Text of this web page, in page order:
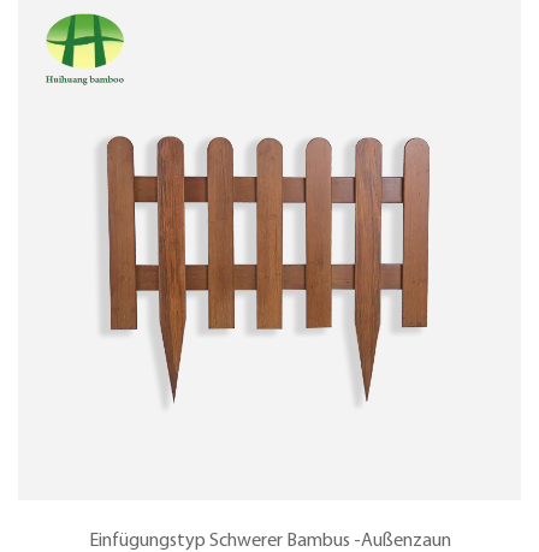
Einfügungstyp Schwerer Bambus -Außenzaun